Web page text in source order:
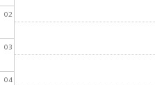
02
03
04